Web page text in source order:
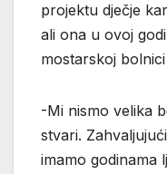
projektu dječje
ali ona u ovoj
mostarskoj
-Mi nismo velika
stvari.
imamo godinama